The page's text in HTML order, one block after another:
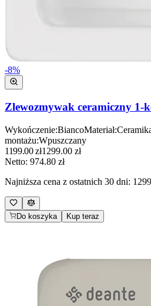
-8%
Zlewozmywak ceramiczny 1-
Wykończenie:BiancoMateriał:
montażu:Wpuszczany
1199.00zł1299.00zł
Netto: 974.80 zł
Najniższa cena z ostatnich 30 dni:
Do koszyka Kup teraz